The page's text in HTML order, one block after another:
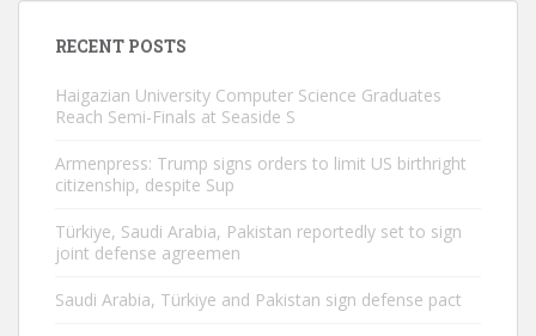
RECENT POSTS
Haigazian University Computer Science Graduates
Reach Semi-Finals at Seaside S
Armenpress: Trump signs orders to limit US birthright
citizenship, despite Sup
Türkiye, Saudi Arabia, Pakistan reportedly set to sign
joint defense agreemen
Saudi Arabia, Türkiye and Pakistan sign defense pact